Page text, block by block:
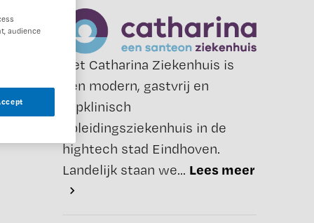
Het Catharina Ziekenhuis is
een modern, gastvrij en
topklinisch
opleidingsziekenhuis in de
hightech stad Eindhoven.
Landelijk staan we... Lees meer
audience